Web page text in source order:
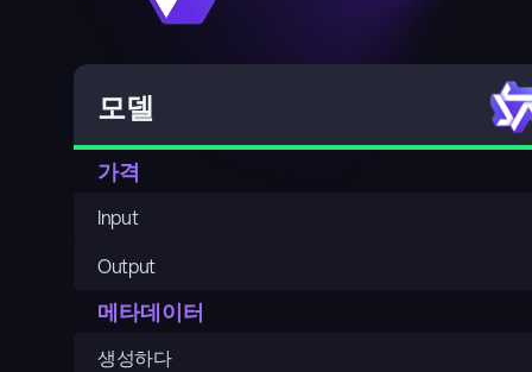
모델
가격
Input
Output
메타데이터
생성하다